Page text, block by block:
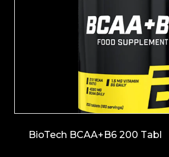
BioTech BCAA+B6 200 Tabl